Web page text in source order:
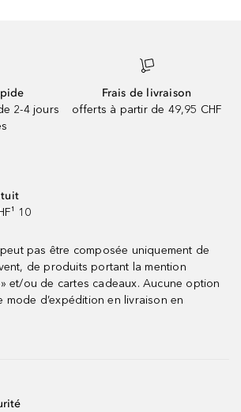
2-4 jours
Frais de livraison
offerts à partir de 49,95 CHF
10
pas être composée uniquement de
de produits portant la mention
» et/ou de cartes cadeaux. Aucune option
d’expédition en livraison en